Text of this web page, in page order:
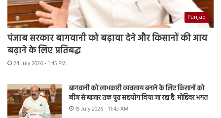
Punjab
पंजाब सरकार बागवानी को बढ़ावा देने और किसानों की आय
बढ़ाने के लिए प्रतिबद्ध
24 July 2026 - 1:45 PM
बागवानी को लाभकारी व्यवसाय बनाने के लिए किसानों को
बीज से बाजार तक पूरा सहयोग दिया जा रहा है: मोहिंदर भगत
15 July 2026 - 11:43 AM